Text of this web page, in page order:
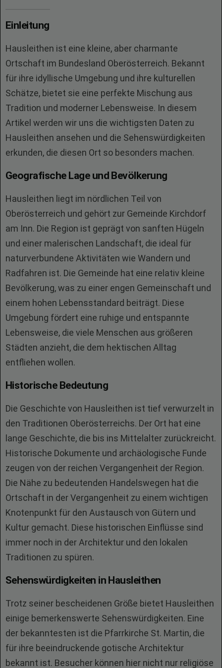
Einleitung
Hausleithen ist eine kleine, aber charmante
Ortschaft im Bundesland Oberösterreich. Bekannt
für ihre idyllische Umgebung und ihre kulturellen
Schätze, bietet sie eine perfekte Mischung aus
Tradition und moderner Lebensweise. In diesem
Artikel werden wir uns die wichtigsten Daten zu
Hausleithen ansehen und die Sehenswürdigkeiten
erkunden, die diesen Ort so besonders machen.
Geografische Lage und Bevölkerung
Hausleithen liegt im nördlichen Teil von
Oberösterreich und gehört zur Gemeinde Kirchdorf
am Inn. Die Region ist geprägt von sanften Hügeln
und einer malerischen Landschaft, die ideal für
naturverbundene Aktivitäten wie Wandern und
Radfahren ist. Die Gemeinde hat eine relativ kleine
Bevölkerung, was zu einer engen Gemeinschaft und
einem hohen Lebensstandard beiträgt. Diese
Umgebung fördert eine ruhige und entspannte
Lebensweise, die viele Menschen aus größeren
Städten anzieht, die dem hektischen Alltag
entfliehen wollen.
Historische Bedeutung
Die Geschichte von Hausleithen ist tief verwurzelt in
den Traditionen Oberösterreichs. Der Ort hat eine
lange Geschichte, die bis ins Mittelalter zurückreicht.
Historische Dokumente und archäologische Funde
zeugen von der reichen Vergangenheit der Region.
Die Nähe zu bedeutenden Handelswegen hat die
Ortschaft in der Vergangenheit zu einem wichtigen
Knotenpunkt für den Austausch von Gütern und
Kultur gemacht. Diese historischen Einflüsse sind
immer noch in der Architektur und den lokalen
Traditionen zu spüren.
Sehenswürdigkeiten in Hausleithen
Trotz seiner bescheidenen Größe bietet Hausleithen
einige bemerkenswerte Sehenswürdigkeiten. Eine
der bekanntesten ist die Pfarrkirche St. Martin, die
für ihre beeindruckende gotische Architektur
bekannt ist. Besucher können hier nicht nur religiöse